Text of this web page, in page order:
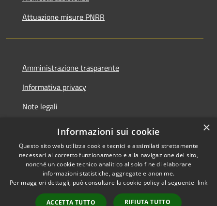
Attuazione misure PNRR
Amministrazione trasparente
Informativa privacy
Note legali
Dichiarazione di accessibilità
Accessibilità
Copyright © 2026 • Comune di
Brusciano • Powered by
Municipium•
×
Informazioni sui cookie
Questo sito web utilizza cookie tecnici e assimilati strettamente
necessari al corretto funzionamento e alla navigazione del sito,
nonché un cookie tecnico analitico al solo fine di elaborare
informazioni statistiche, aggregate e anonime.
Per maggiori dettagli, può consultare la cookie policy al seguente link
ACCETTA TUTTO RIFIUTA TUTTO